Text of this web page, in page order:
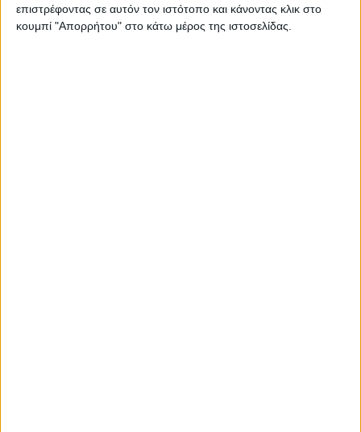
επιστρέφοντας σε αυτόν τον ιστότοπο και κάνοντας κλικ στο
κουμπί "Απορρήτου" στο κάτω μέρος της ιστοσελίδας.